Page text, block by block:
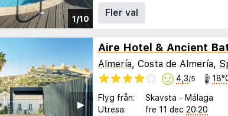
1/10 Fler val
▶︎
Aire Hotel & Ancient
Almería, Costa de Almería,
4,3/5
Flyg från: Skavsta - Málaga
Utresa:
fre 11 dec 20:20